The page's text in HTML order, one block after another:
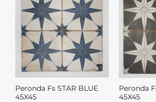
Peronda Fs STAR BLUE
45X45
Peronda
45X45